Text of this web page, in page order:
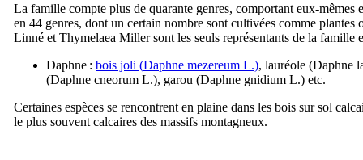
La famille compte plus de quarante genres, comportant eux-mêmes
en 44 genres, dont un certain nombre sont cultivées comme plantes
Linné et Thymelaea Miller sont les seuls représentants de la famille
Daphne : bois joli (Daphne mezereum L.), lauréole (Daphne
(Daphne cneorum L.), garou (Daphne gnidium L.) etc.
Certaines espèces se rencontrent en plaine dans les bois sur sol
le plus souvent calcaires des massifs montagneux.